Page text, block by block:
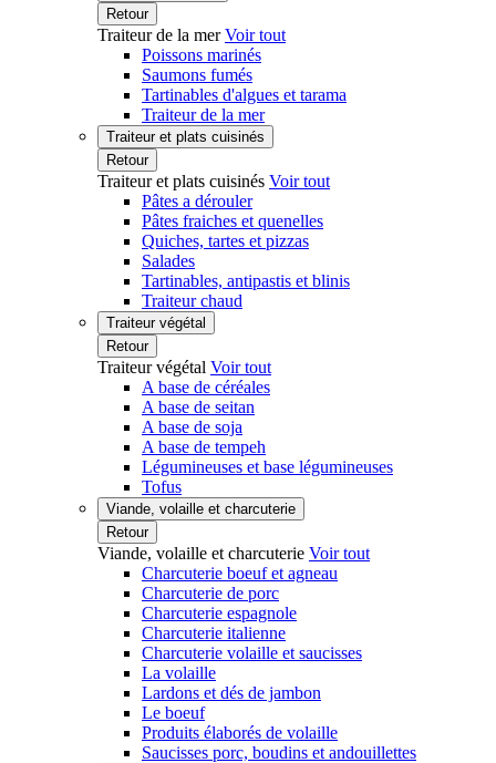
Retour
Traiteur de la merVoir tout
Poissons marinés
Saumons fumés
Tartinables d'algues et tarama
Traiteur de la mer
Traiteur et plats cuisinés
Retour
Traiteur et plats cuisinés Voir tout
Pâtes a dérouler
Pâtes fraiches et quenelles
Quiches, tartes et pizzas
Salades
Tartinables, antipastis et blinis
Traiteur chaud
Traiteur végétal
Retour
Traiteur végétal Voir tout
A base de céréales
A base de seitan
A base de soja
A base de tempeh
Légumineuses et base légumineuses
Tofus
Viande, volaille et charcuterie
Retour
Viande, volaille et charcuterie Voir tout
Charcuterie boeuf et agneau
Charcuterie de porc
Charcuterie espagnole
Charcuterie italienne
Charcuterie volaille et saucisses
La volaille
Lardons et dés de jambon
Le boeuf
Produits élaborés de volaille
Saucisses porc, boudins et andouillettes